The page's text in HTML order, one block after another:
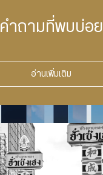
คำถามที่พบบ่อย
อ่านเพิ่มเติม